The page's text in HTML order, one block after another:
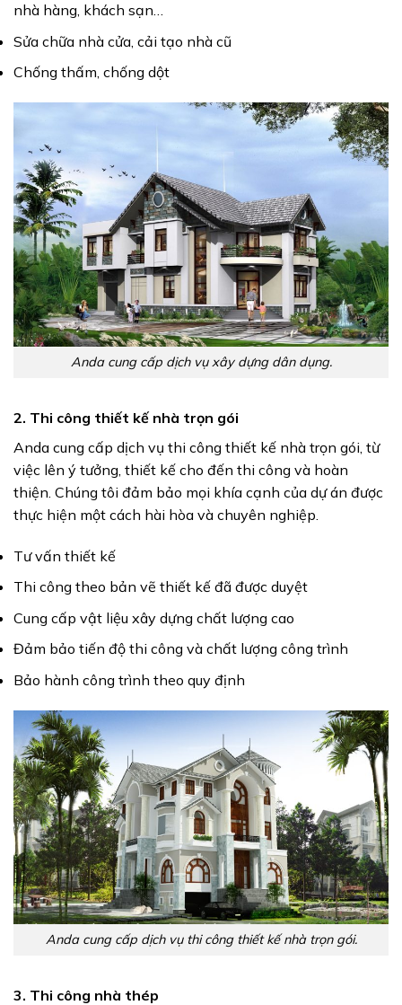
nhà hàng, khách sạn…
Sửa chữa nhà cửa, cải tạo nhà cũ
Chống thấm, chống dột
Anda cung cấp dịch vụ xây dựng dân dụng.
2. Thi công thiết kế nhà trọn gói
Anda cung cấp dịch vụ thi công thiết kế nhà trọn gói, từ
việc lên ý tưởng, thiết kế cho đến thi công và hoàn
thiện. Chúng tôi đảm bảo mọi khía cạnh của dự án được
thực hiện một cách hài hòa và chuyên nghiệp.
Tư vấn thiết kế
Thi công theo bản vẽ thiết kế đã được duyệt
Cung cấp vật liệu xây dựng chất lượng cao
Đảm bảo tiến độ thi công và chất lượng công trình
Bảo hành công trình theo quy định
Anda cung cấp dịch vụ thi công thiết kế nhà trọn gói.
3. Thi công nhà thép